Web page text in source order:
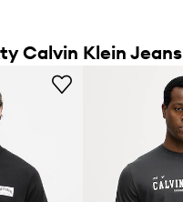
Calvin Klein Jeans